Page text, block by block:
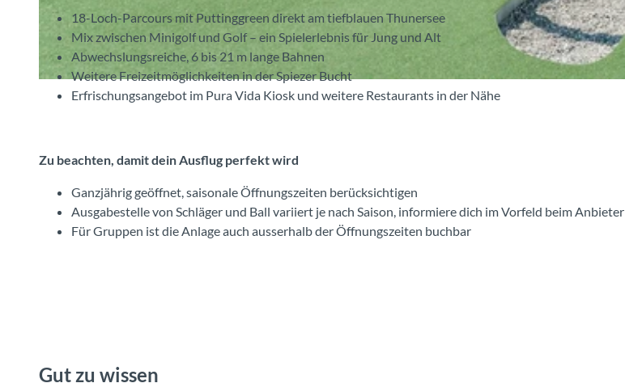
18-Loch-Parcours mit Puttinggreen direkt am tiefblauen Thunersee
Mix zwischen Minigolf und Golf – ein Spielerlebnis für Jung und Alt
Abwechslungsreiche, 6 bis 21 m lange Bahnen
Weitere Freizeitmöglichkeiten in der Spiezer Bucht
Erfrischungsangebot im Pura Vida Kiosk und weitere Restaurants in der Nähe
Zu beachten, damit dein Ausflug perfekt wird
Ganzjährig geöffnet, saisonale Öffnungszeiten berücksichtigen
Ausgabestelle von Schläger und Ball variiert je nach Saison, informiere dich im Vorfeld beim Anbieter
Für Gruppen ist die Anlage auch ausserhalb der Öffnungszeiten buchbar
Gut zu wissen